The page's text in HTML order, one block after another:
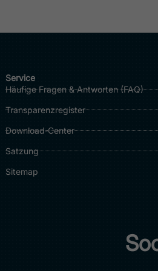
Service
Häufige Fragen & Antworten (FAQ)
Transparenzregister
Download‑Center
Satzung
Sitemap